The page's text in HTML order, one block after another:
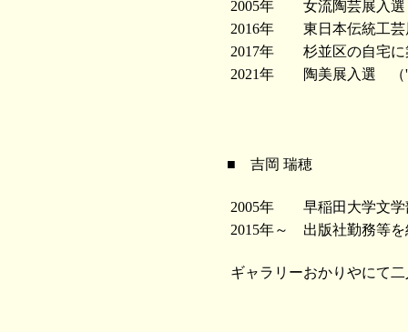
2005年
女流陶芸展入選
2016年
東日本伝統工
2017年
杉並区の自宅に
2021年
陶美展入選 （
■ 吉岡 瑞穂
2005年
早稲田大学文
2015年～
出版社勤務等
ギャラリーおかりやにて